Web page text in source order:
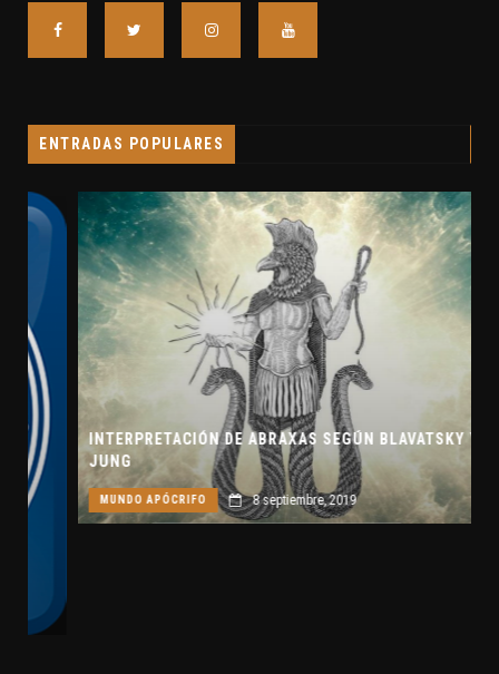
ENTRADAS POPULARES
INTERPRETACIÓN DE ABRAXAS SEGÚN BLAVATSKY Y
JUNG
MUNDO APÓCRIFO 8 septiembre, 2019